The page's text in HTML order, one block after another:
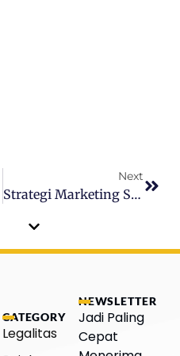
Next
Strategi Marketing Scarlett X Hearts2Hearts: Tingkatkan Penjualan 24,61%
CATEGORY
Legalitas
NEWSLETTER
Jadi Paling
Cepat